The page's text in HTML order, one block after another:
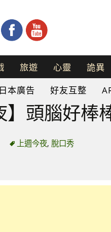
旅遊 心靈 詭異
日本廣告 好友互整
】頭腦好
上週今夜, 脫口秀